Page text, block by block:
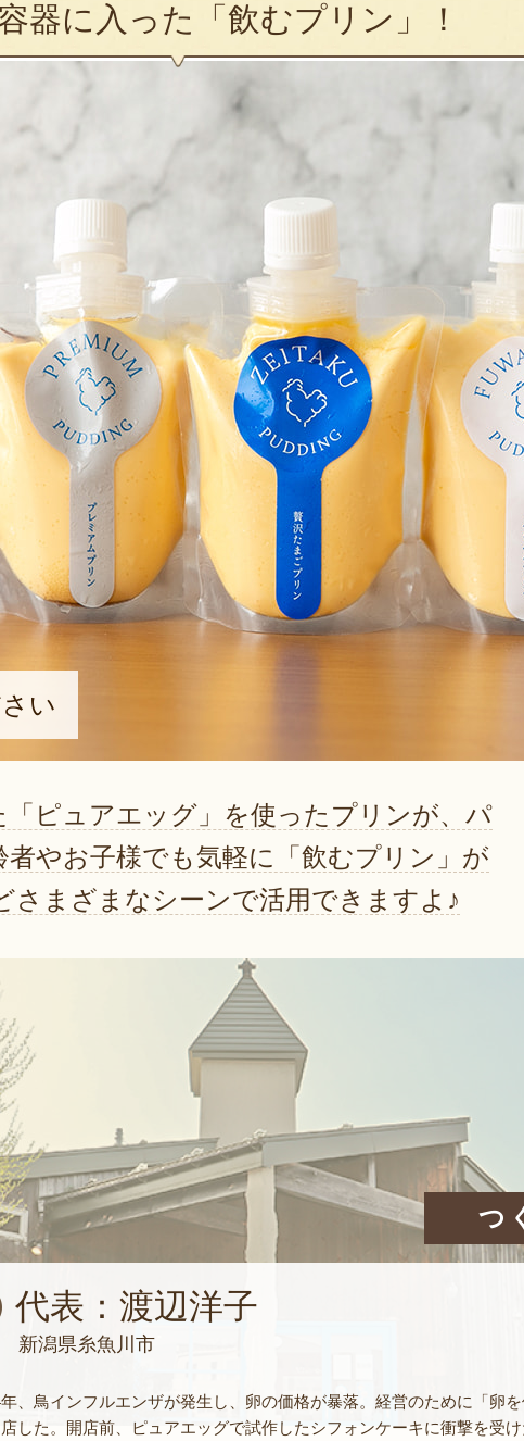
器に入った「飲むプリン」！
い
「ピュアエッグ」を使ったプリンが、パ
やお子様でも気軽に「飲むプリン」が
さまざまなシーンで活用できますよ♪
つ
代表：渡辺洋子
新潟県糸魚川市
、鳥インフルエンザが発生し、卵の価格が暴落。経営のために「卵
した。開店前、ピュアエッグで試作したシフォンケーキに衝撃を受